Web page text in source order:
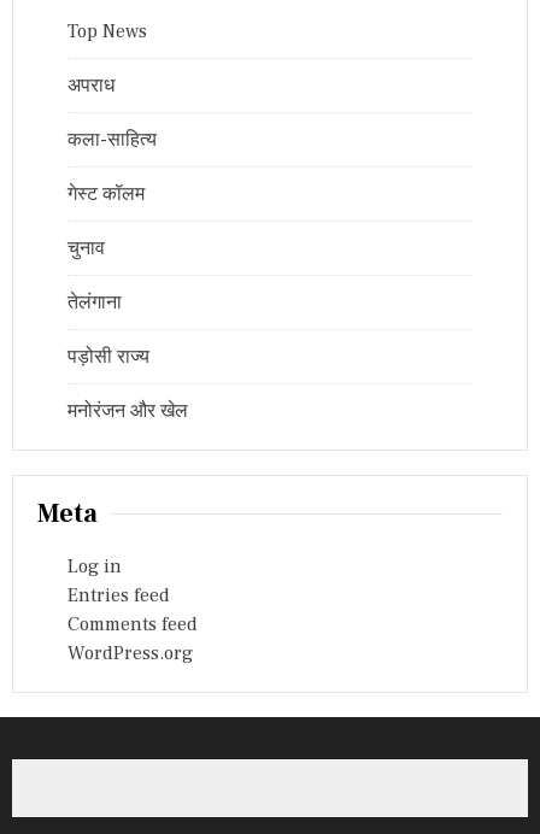
Top News
अपराध
कला-साहित्य
गेस्ट कॉलम
चुनाव
तेलंगाना
पड़ोसी राज्य
मनोरंजन और खेल
Meta
Log in
Entries feed
Comments feed
WordPress.org